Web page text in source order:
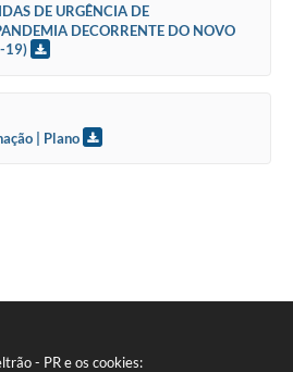
- PR e os cookies:
DE URGÊNCIA DE
DECORRENTE DO NOVO
19)
| Plano